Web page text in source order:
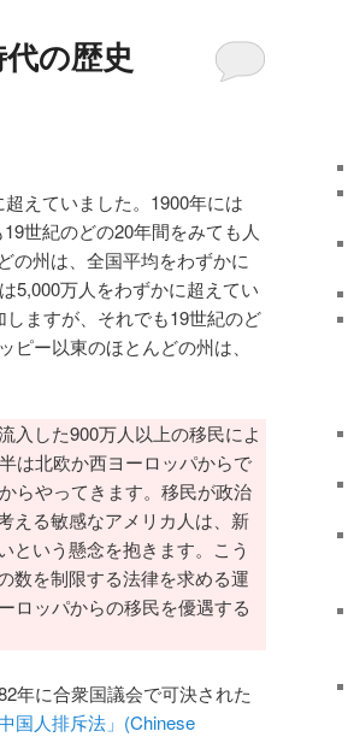
代の歴史
えていました。1900年には
世紀のどの20年間をみても人
の州は、全国平均をわずかに
5,000万人をわずかに超えてい
ますが、それでも19世紀のど
ー以東のほとんどの州は、
入した900万人以上の移民によ
は北欧か西ヨーロッパからで
らやってきます。移民が政治
える敏感なアメリカ人は、新
という懸念を抱きます。こう
数を制限する法律を求める運
ロッパからの移民を優遇する
年に合衆国議会で可決された
中国人排斥法」(Chinese